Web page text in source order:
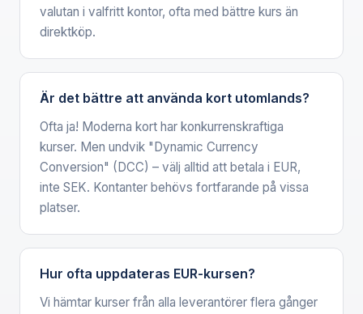
valutan i valfritt kontor, ofta med bättre kurs än
direktköp.
Är det bättre att använda kort utomlands?
Ofta ja! Moderna kort har konkurrenskraftiga
kurser. Men undvik "Dynamic Currency
Conversion" (DCC) – välj alltid att betala i EUR,
inte SEK. Kontanter behövs fortfarande på vissa
platser.
Hur ofta uppdateras EUR-kursen?
Vi hämtar kurser från alla leverantörer flera gånger